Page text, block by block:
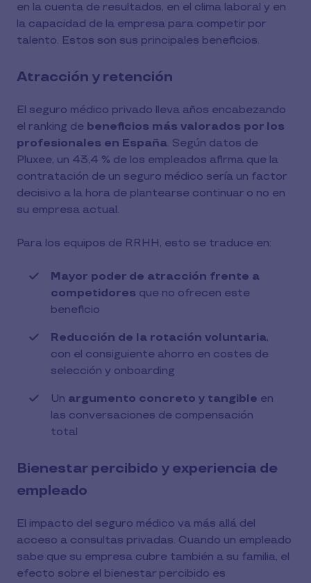
en la cuenta de resultados, en el clima laboral y en
la capacidad de la empresa para competir por
talento. Estos son sus principales beneficios.
Atracción y retención
El seguro médico privado lleva años encabezando
el ranking de beneficios más valorados por los
profesionales en España. Según datos de
Pluxee, un 43,4 % de los empleados afirma que la
contratación de un seguro médico sería un factor
decisivo a la hora de plantearse continuar o no en
su empresa actual.
Para los equipos de RRHH, esto se traduce en:
Mayor poder de atracción frente a
competidores que no ofrecen este
beneficio
Reducción de la rotación voluntaria,
con el consiguiente ahorro en costes de
selección y onboarding
Un argumento concreto y tangible en
las conversaciones de compensación
total
Bienestar percibido y experiencia de
empleado
El impacto del seguro médico va más allá del
acceso a consultas privadas. Cuando un empleado
sabe que su empresa cubre también a su familia, el
efecto sobre el bienestar percibido es